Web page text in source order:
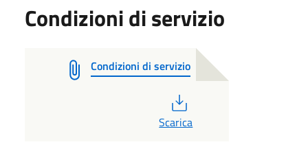
Condizioni di servizio
Condizioni di servizio
Scarica